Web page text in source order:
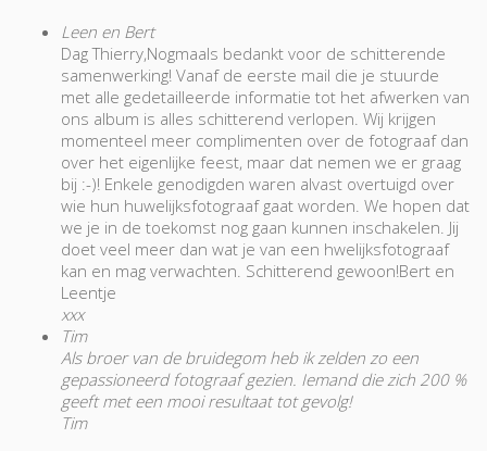
Leen en Bert
Dag Thierry,Nogmaals bedankt voor de schitterende
samenwerking! Vanaf de eerste mail die je stuurde
met alle gedetailleerde informatie tot het afwerken van
ons album is alles schitterend verlopen. Wij krijgen
momenteel meer complimenten over de fotograaf dan
over het eigenlijke feest, maar dat nemen we er graag
bij :-)! Enkele genodigden waren alvast overtuigd over
wie hun huwelijksfotograaf gaat worden. We hopen dat
we je in de toekomst nog gaan kunnen inschakelen. Jij
doet veel meer dan wat je van een hwelijksfotograaf
kan en mag verwachten. Schitterend gewoon!Bert en
Leentje
xxx
Tim
Als broer van de bruidegom heb ik zelden zo een
gepassioneerd fotograaf gezien. Iemand die zich 200 %
geeft met een mooi resultaat tot gevolg!
Tim